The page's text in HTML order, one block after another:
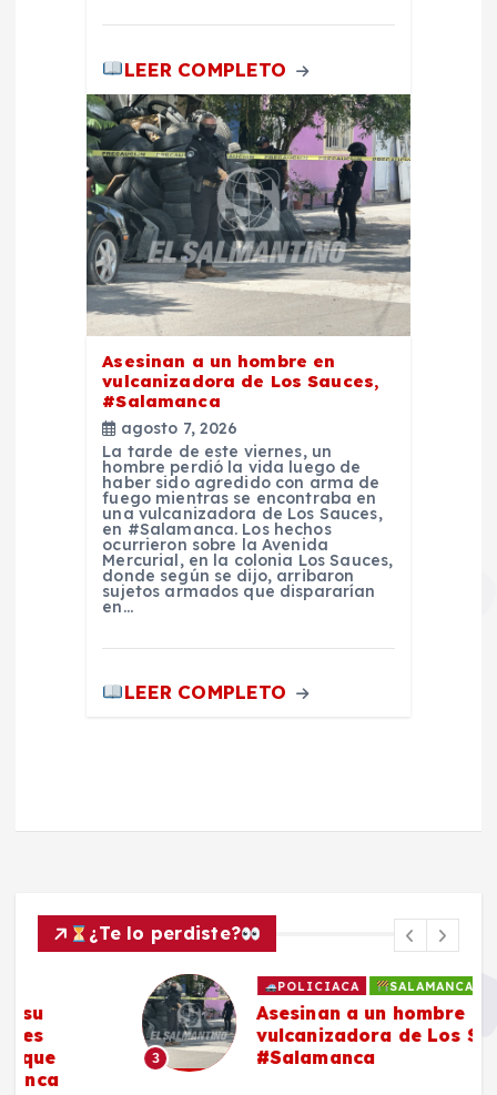
LEER COMPLETO
Asesinan a un hombre en
vulcanizadora de Los Sauces,
#Salamanca
agosto 7, 2026
La tarde de este viernes, un
hombre perdió la vida luego de
haber sido agredido con arma de
fuego mientras se encontraba en
una vulcanizadora de Los Sauces,
en #Salamanca. Los hechos
ocurrieron sobre la Avenida
Mercurial, en la colonia Los Sauces,
donde según se dijo, arribaron
sujetos armados que dispararían
en…
LEER COMPLETO
¿Te lo perdiste?
3
POLICIACA SALAMANCA
Asesinan a un hombre en
vulcanizadora de Los Sauces,
#Salamanca